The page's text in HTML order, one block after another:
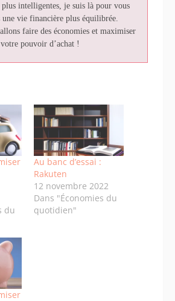
intelligentes, je suis là pour vous
vie financière plus équilibrée.
faire des économies et maximiser
votre pouvoir d’achat !
du
Au banc d’essai :
Rakuten
12 novembre 2022
Dans "Économies du
quotidien"